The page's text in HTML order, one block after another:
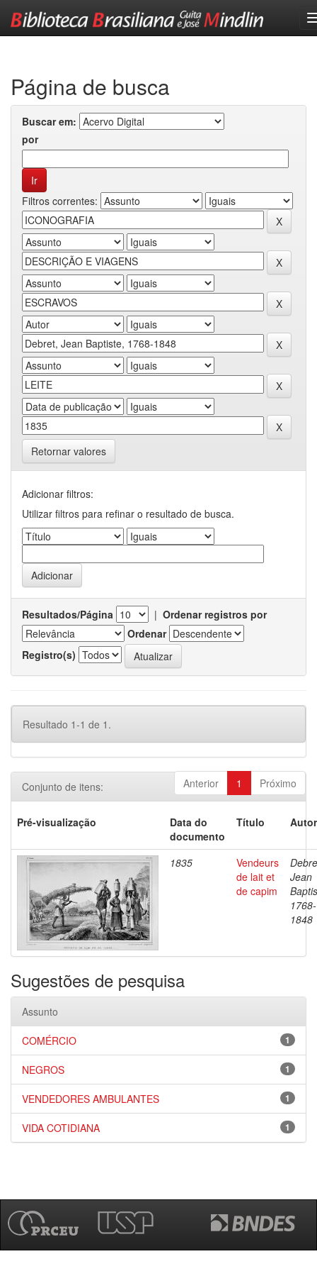
Página de busca
Buscar em:
por
Filtros correntes:
Retornar valores
Adicionar filtros:
Utilizar filtros para refinar o resultado de busca.
Resultados/Página | Ordenar registros por
Ordenar
Registro(s)
Resultado 1-1 de 1.
Anterior 1 Próximo
Conjunto de itens:
Pré-visualização
Data do
documento
Título
1835
Vendeurs
de lait et
de capim
Jean
1768-
1848
Sugestões de pesquisa
Assunto
1
COMÉRCIO
1
NEGROS
1
VENDEDORES AMBULANTES
1
VIDA COTIDIANA